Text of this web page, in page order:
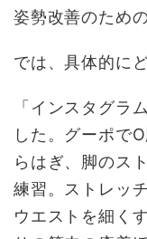
姿勢改善のため
では、具体的に
「インスタグラ
した。グーポで
らはぎ、脚のス
練習。ストレッ
ウエストを細く